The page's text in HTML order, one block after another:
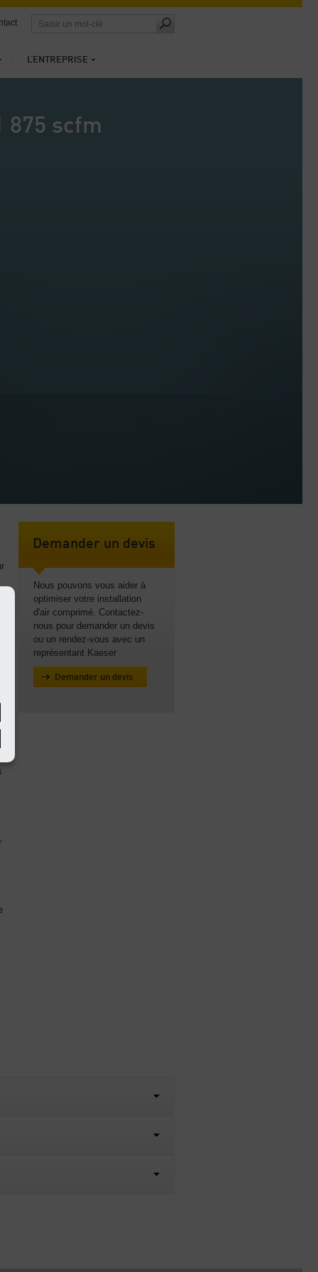
L‘ENTREPRISE
875 scfm
Demander un devis
Nous pouvons vous aider à
optimiser votre installation
d'air comprimé. Contactez-
nous pour demander un devis
ou un rendez-vous avec un
représentant Kaeser
Demander un devis